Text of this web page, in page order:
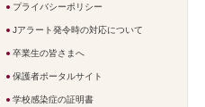
プライバシーポリシー
Jアラート発令時の対応について
卒業生の皆さまへ
保護者ポータルサイト
学校感染症の証明書